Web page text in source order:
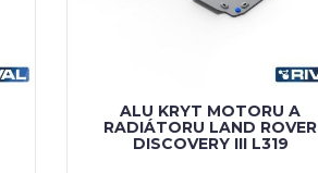
ALU KRYT MOTORU A
RADIÁTORU LAND ROVER
DISCOVERY III L319